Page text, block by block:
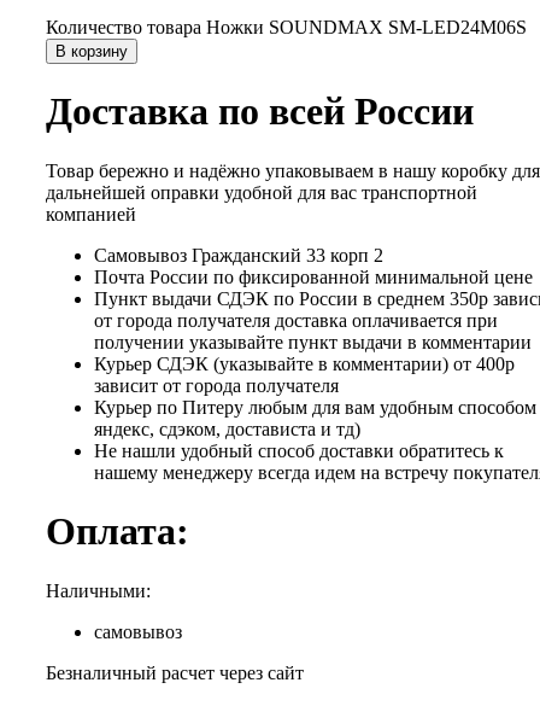
Количество товара Ножки SOUNDMAX SM-LED24M06S
В корзину
Доставка по всей России
Товар бережно и надёжно упаковываем в нашу коробку для
дальнейшей оправки удобной для вас транспортной
компанией
Самовывоз Гражданский 33 корп 2
Почта России по фиксированной минимальной цене
Пункт выдачи СДЭК по России в среднем 350р
от города получателя доставка оплачивается при
получении указывайте пункт выдачи в комментарии
Курьер СДЭК (указывайте в комментарии) от 400р
зависит от города получателя
Курьер по Питеру любым для вам удобным способом
яндекс, сдэком, достависта и тд)
Не нашли удобный способ доставки обратитесь к
нашему менеджеру всегда идем на встречу
Оплата:
Наличными:
самовывоз
Безналичный расчет через сайт